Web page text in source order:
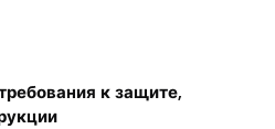
к защите,